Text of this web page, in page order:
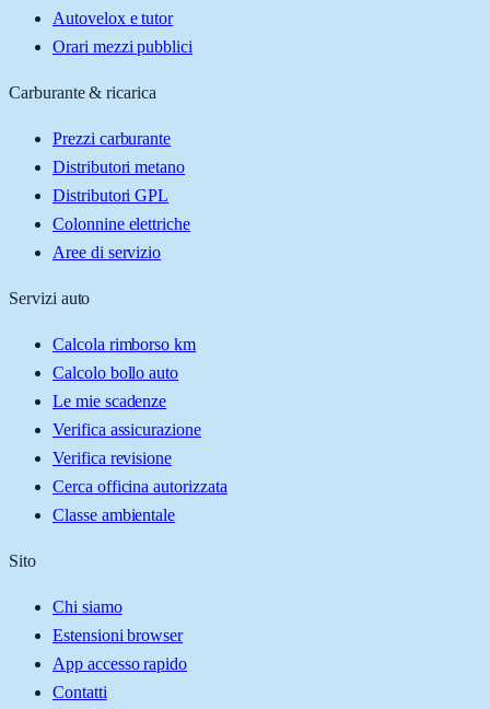
Autovelox e tutor
Orari mezzi pubblici
Carburante & ricarica
Prezzi carburante
Distributori metano
Distributori GPL
Colonnine elettriche
Aree di servizio
Servizi auto
Calcola rimborso km
Calcolo bollo auto
Le mie scadenze
Verifica assicurazione
Verifica revisione
Cerca officina autorizzata
Classe ambientale
Sito
Chi siamo
Estensioni browser
App accesso rapido
Contatti